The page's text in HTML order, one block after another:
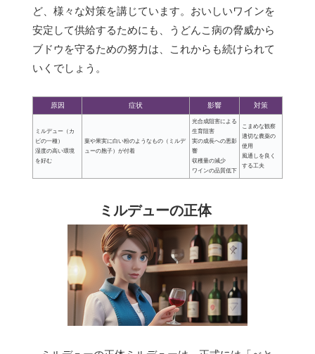
ど、様々な対策を講じています。おいしいワインを
安定して供給するためにも、うどんこ病の脅威から
ブドウを守るための努力は、これからも続けられて
いくでしょう。
原因 症状 影響 対策
ミルデュー（カ
ビの一種）
湿度の高い環境
を好む
葉や果実に白い粉のようなもの（ミルデ
ューの胞子）が付着
光合成阻害による
生育阻害
実の成長への悪影
響
収穫量の減少
ワインの品質低下
こまめな観察
適切な農薬の
使用
風通しを良く
する工夫
ミルデューの正体